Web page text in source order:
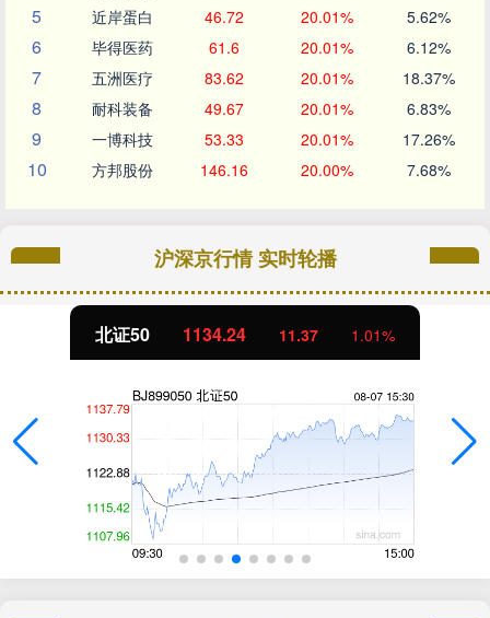
5 近岸蛋白 46.72 20.01% 5.62%
6 毕得医药 61.6 20.01% 6.12%
7 五洲医疗 83.62 20.01% 18.37%
8 耐科装备 49.67 20.01% 6.83%
9 一博科技 53.33 20.01% 17.26%
10 方邦股份 146.16 20.00% 7.68%
沪深京行情 实时轮播
北证50 1134.24 11.37 1.01%